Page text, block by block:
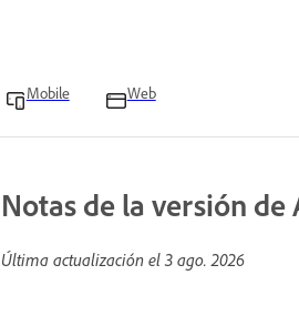
Mobile Web
Notas de la versión
Última actualización el 3 ago. 2026